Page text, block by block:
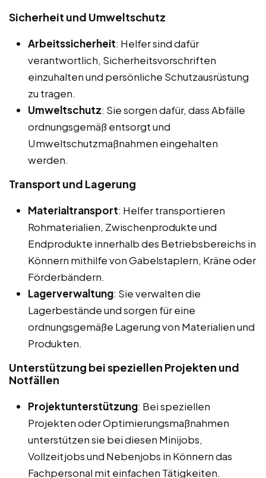
Sicherheit und Umweltschutz
Arbeitssicherheit: Helfer sind dafür
verantwortlich, Sicherheitsvorschriften
einzuhalten und persönliche Schutzausrüstung
zu tragen.
Umweltschutz: Sie sorgen dafür, dass Abfälle
ordnungsgemäß entsorgt und
Umweltschutzmaßnahmen eingehalten
werden.
Transport und Lagerung
Materialtransport: Helfer transportieren
Rohmaterialien, Zwischenprodukte und
Endprodukte innerhalb des Betriebsbereichs in
Könnern mithilfe von Gabelstaplern, Kräne oder
Förderbändern.
Lagerverwaltung: Sie verwalten die
Lagerbestände und sorgen für eine
ordnungsgemäße Lagerung von Materialien und
Produkten.
Unterstützung bei speziellen Projekten und
Notfällen
Projektunterstützung: Bei speziellen
Projekten oder Optimierungsmaßnahmen
unterstützen sie bei diesen Minijobs,
Vollzeitjobs und Nebenjobs in Könnern das
Fachpersonal mit einfachen Tätigkeiten.